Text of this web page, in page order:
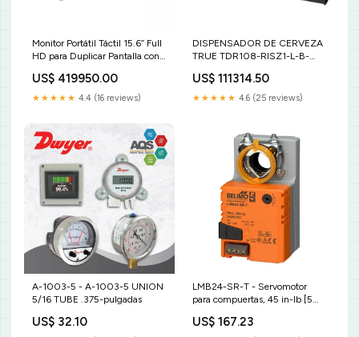
Monitor Portátil Táctil 15.6” Full
HD para Duplicar Pantalla con
DIS-116T iluminacion
US$ 419950.00
★★★★★ 4.4 (16 reviews)
DISPENSADOR DE CERVEZA
TRUE TDR108-RISZ1-L-B-
Cerveza Refrigerada | 4 Puertas
| para Barra Bar Antro Club
US$ 111314.50
★★★★★ 4.6 (25 reviews)
A-1003-5 - A-1003-5 UNION
5/16 TUBE .375-pulgadas
US$ 32.10
LMB24-SR-T - Servomotor
para compuertas, 45 in-lb [5
AC/DC 24 V, 2...10 V,
US$ 167.23